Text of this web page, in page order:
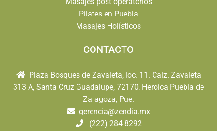
Pilates en Puebla
Masajes Holísticos
CONTACTO
Plaza Bosques de Zavaleta, loc. 11. Calz. Zavaleta
313 A, Santa Cruz Guadalupe, 72170, Heroica Puebla de
Zaragoza, Pue.
gerencia@zendia.mx
(222) 284 8292